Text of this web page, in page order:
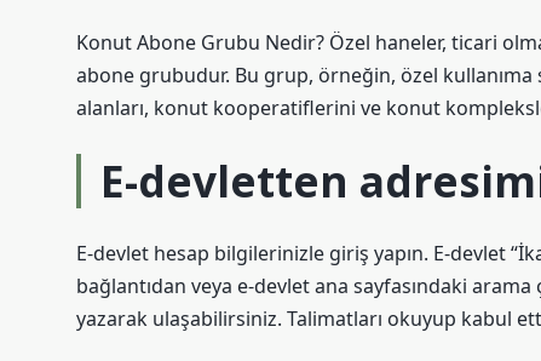
Konut Abone Grubu Nedir? Özel haneler, ticari
abone grubudur. Bu grup, örneğin, özel
alanları, konut kooperatiflerini ve konut
E-devletten
E-devlet hesap bilgilerinizle giriş yapın. E-devlet
bağlantıdan veya e-devlet ana sayfasındaki
yazarak ulaşabilirsiniz. Talimatları okuyup kabul